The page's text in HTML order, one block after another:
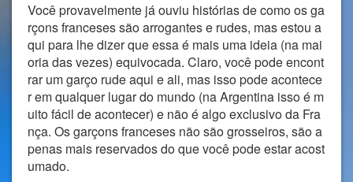
Você provavelmente já ouviu histórias de como os ga
rçons franceses são arrogantes e rudes, mas estou a
qui para lhe dizer que essa é mais uma ideia (na mai
oria das vezes) equivocada. Claro, você pode encont
rar um garço rude aqui e ali, mas isso pode acontece
r em qualquer lugar do mundo (na Argentina isso é m
uito fácil de acontecer) e não é algo exclusivo da Fra
nça. Os garçons franceses não são grosseiros, são a
penas mais reservados do que você pode estar acost
umado.